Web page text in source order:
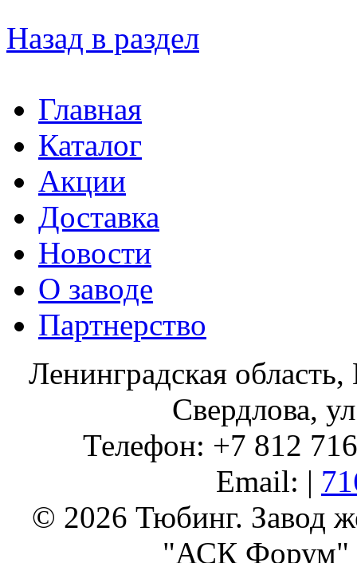
Назад в раздел
Главная
Каталог
Акции
Доставка
Новости
О заводе
Партнерство
Ленинградская
Свердлова,
Телефон: +7 812
Email: |
© 2026 Тюбинг. Завод
"АСК Форум"